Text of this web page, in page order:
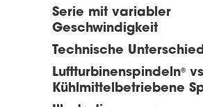
Serie mit variabler
Geschwindigkeit
Technische
Luftturbinenspindeln®
Kühlmittelbetriebene